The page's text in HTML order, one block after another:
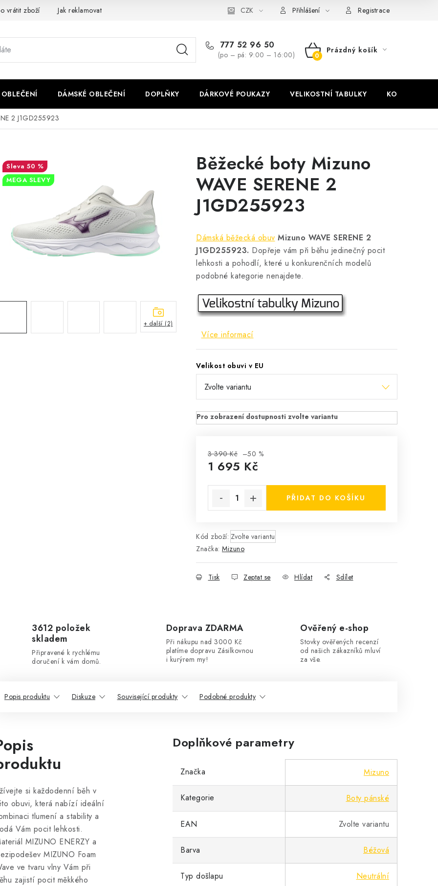
vrátit zboží Jak reklamovat Velikostní tabulky Ochrana osobních údajů Zásady používání
CZK Přihlášení Registrace
777 52 96 50
(po – pá: 9:00 – 16:00)
NÁKUPNÍ
Prázdný košík
DÁMSKÉ OBLEČENÍ DOPLŇKY DÁRKOVÉ POUKAZY VELIKOSTNÍ TABULKY KONTAKT
2 J1GD255923
Běžecké boty Mizuno
WAVE SERENE 2
J1GD255923
Dámská běžecká obuv Mizuno WAVE SERENE 2
J1GD255923. Dopřeje vám při běhu jedinečný pocit
lehkosti a pohodlí, které u konkurenčních modelů
podobné kategorie nenajdete.
Více informací
Velikost obuvi v EU
3 390 Kč –50 %
1 695 Kč
PŘIDAT DO KOŠÍKU
Kód zboží: Zvolte variantu
Značka: Mizuno
Tisk Zeptat se Hlídat Sdílet
50 %
MEGA SLEVY
+ další (2)
3612 položek
skladem
Připravené k rychlému
doručení k vám domů.
Doprava ZDARMA
Při nákupu nad 3000 Kč
platíme dopravu Zásilkovnou
i kurýrem my!
Ověřený e-shop
Stovky ověřených recenzí
od našich zákazníků mluví
za vše.
Popis produktu Diskuze Související produkty Podobné produkty
si každodenní běh v
obuvi, která nabízí ideální
tlumení a stability a
Vám pocit lehkosti.
MIZUNO ENERZY a
MIZUNO Foam
ve tvaru vlny Vám při
zajistí pocit měkkého
Doplňkové parametry
Značka Mizuno
Kategorie Boty pánské
EAN Zvolte variantu
Barva Béžová
Typ došlapu Neutrální